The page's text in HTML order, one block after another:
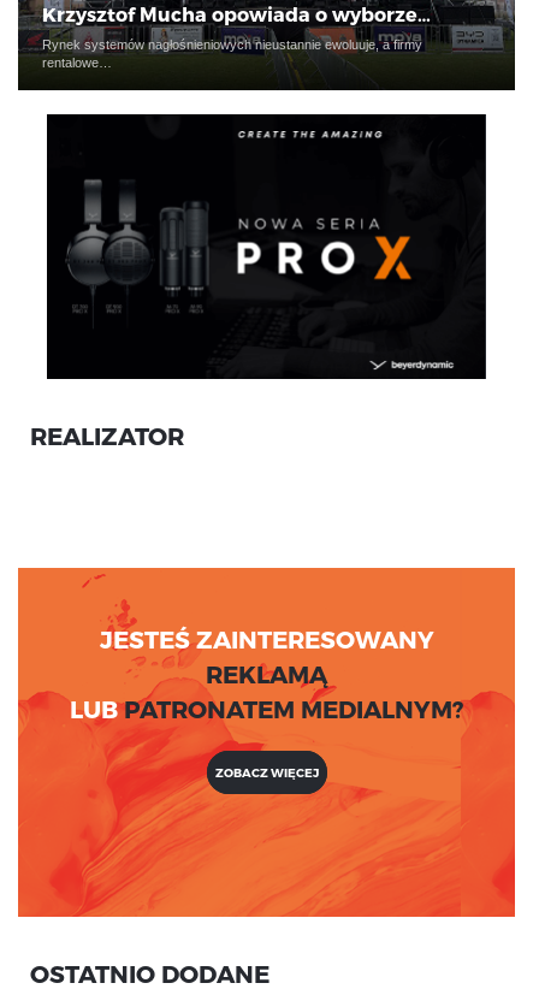
Krzysztof Mucha opowiada o wyborze…
Rynek systemów nagłośnieniowych nieustannie ewoluuje, a firmy
rentalowe…
REALIZATOR
JESTEŚ ZAINTERESOWANY
REKLAMĄ
LUBPATRONATEM MEDIALNYM?
ZOBACZ WIĘCEJ
OSTATNIO DODANE